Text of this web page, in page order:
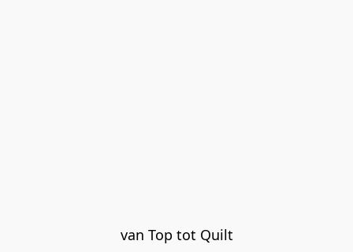
van Top tot Quilt